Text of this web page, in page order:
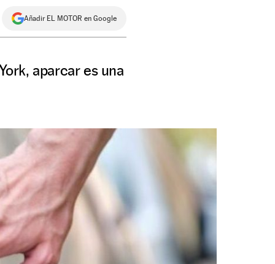
Añadir EL MOTOR en Google
aparcar es una